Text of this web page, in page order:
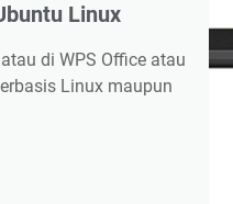
Linux
di WPS Office atau
Linux maupun